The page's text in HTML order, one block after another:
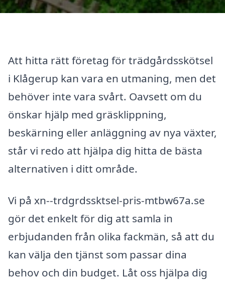
Att hitta rätt företag för trädgårdsskötsel
i Klågerup kan vara en utmaning, men det
behöver inte vara svårt. Oavsett om du
önskar hjälp med gräsklippning,
beskärning eller anläggning av nya växter,
står vi redo att hjälpa dig hitta de bästa
alternativen i ditt område.
Vi på xn--trdgrdssktsel-pris-mtbw67a.se
gör det enkelt för dig att samla in
erbjudanden från olika fackmän, så att du
kan välja den tjänst som passar dina
behov och din budget. Låt oss hjälpa dig